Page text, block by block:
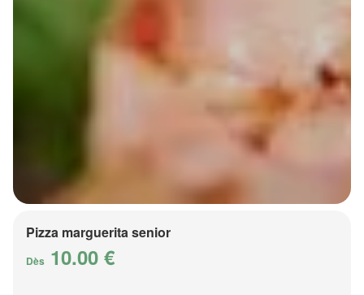
Pizza marguerita senior
Dès 10.00 €